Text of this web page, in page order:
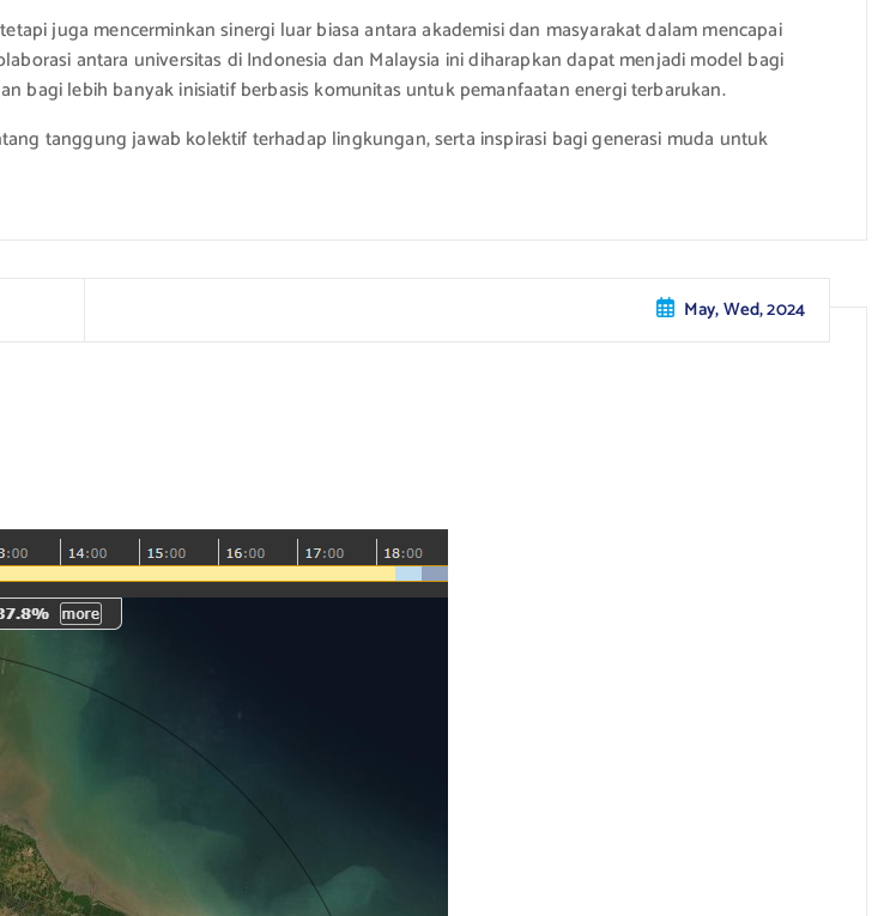
juga mencerminkan sinergi luar biasa antara akademisi dan masyarakat dalam mencapai
antara universitas di Indonesia dan Malaysia ini diharapkan dapat menjadi model bagi
bagi lebih banyak inisiatif berbasis komunitas untuk pemanfaatan energi terbarukan.
tanggung jawab kolektif terhadap lingkungan, serta inspirasi bagi generasi muda untuk
May, Wed, 2024